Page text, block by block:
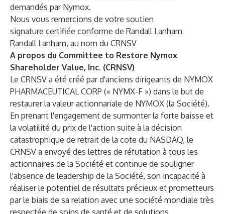
demandés par Nymox.
Nous vous remercions de votre soutien
signature certifiée conforme de Randall Lanham
Randall Lanham, au nom du CRNSV
A propos du Committee to Restore Nymox
Shareholder Value, Inc. (CRNSV)
Le CRNSV a été créé par d'anciens dirigeants de NYMOX
PHARMACEUTICAL CORP (« NYMX-F ») dans le but de
restaurer la valeur actionnariale de NYMOX (la Société).
En prenant l'engagement de surmonter la forte baisse et
la volatilité du prix de l'action suite à la décision
catastrophique de retrait de la cote du NASDAQ, le
CRNSV a envoyé des lettres de réfutation à tous les
actionnaires de la Société et continue de souligner
l'absence de leadership de la Société, son incapacité à
réaliser le potentiel de résultats précieux et prometteurs
par le biais de sa relation avec une société mondiale très
respectée de soins de santé et de solutions